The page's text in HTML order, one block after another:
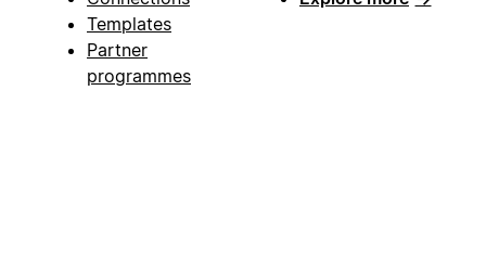
Templates
Partner
programmes